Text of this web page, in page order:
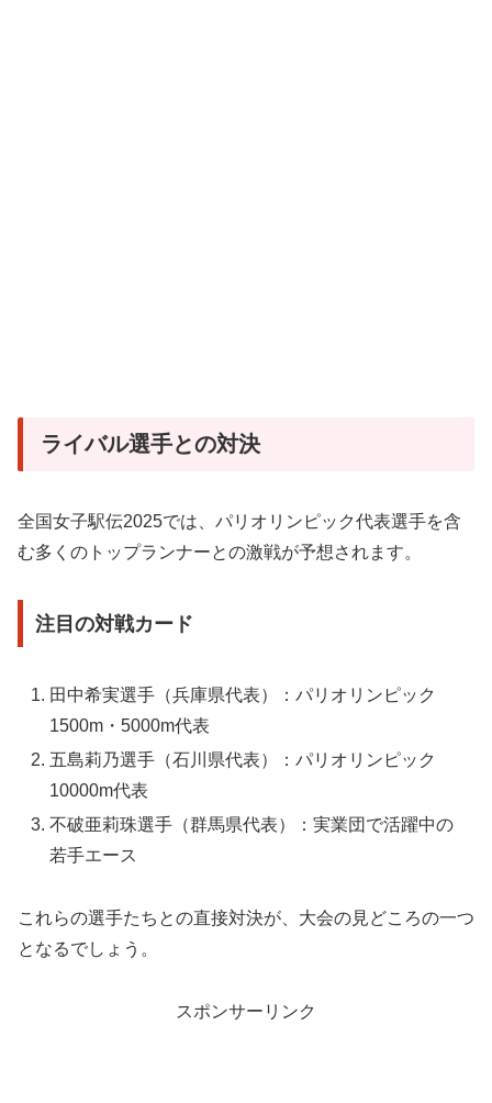
ライバル選手との対決
全国女子駅伝2025では、パリオリンピック代表選手を含
む多くのトップランナーとの激戦が予想されます。
注目の対戦カード
田中希実選手（兵庫県代表）：パリオリンピック
1500m・5000m代表
五島莉乃選手（石川県代表）：パリオリンピック
10000m代表
不破亜莉珠選手（群馬県代表）：実業団で活躍中の
若手エース
これらの選手たちとの直接対決が、大会の見どころの一つ
となるでしょう。
スポンサーリンク